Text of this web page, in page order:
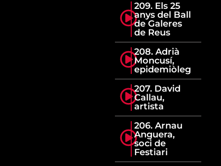
209. Els 25
anys del Ball
de Galeres
de Reus
208. Adrià
Moncusí,
epidemiòleg
207. David
Callau,
artista
206. Arnau
Anguera,
soci de
Festiari